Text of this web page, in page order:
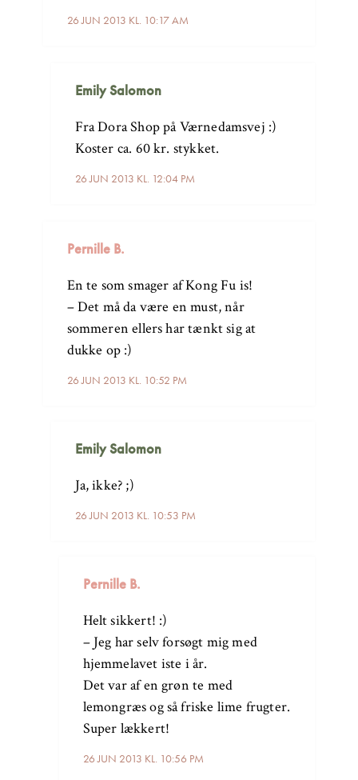
26 JUN 2013 KL. 10:17 AM
Emily Salomon
26 JUN 2013 KL. 12:04 PM
Fra Dora Shop på Værnedamsvej :)
Koster ca. 60 kr. stykket.
Pernille B.
26 JUN 2013 KL. 10:52 PM
En te som smager af Kong Fu is!
– Det må da være en must, når
sommeren ellers har tænkt sig at
dukke op :)
Emily Salomon
26 JUN 2013 KL. 10:53 PM
Ja, ikke? ;)
Pernille B.
26 JUN 2013 KL. 10:56 PM
Helt sikkert! :)
– Jeg har selv forsøgt mig med
hjemmelavet iste i år.
Det var af en grøn te med
lemongræs og så friske lime frugter.
Super lækkert!